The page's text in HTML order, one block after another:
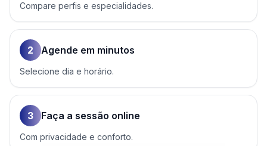
Compare perfis e especialidades.
2 Agende em minutos
Selecione dia e horário.
3 Faça a sessão online
Com privacidade e conforto.